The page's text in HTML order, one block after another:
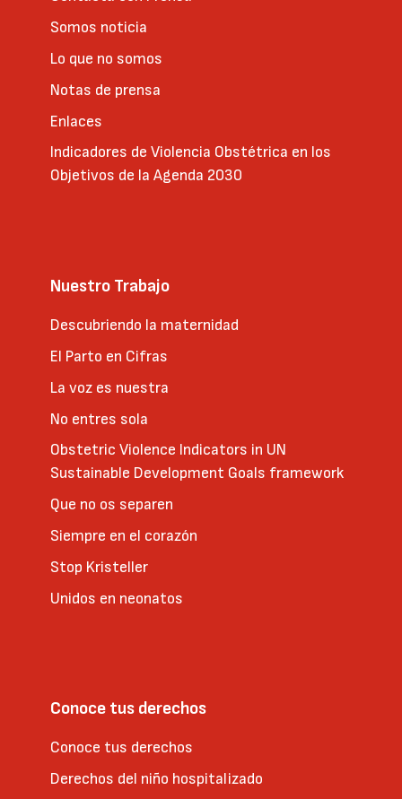
Somos noticia
Lo que no somos
Notas de prensa
Enlaces
Indicadores de Violencia Obstétrica en los
Objetivos de la Agenda 2030
Nuestro Trabajo
Descubriendo la maternidad
El Parto en Cifras
La voz es nuestra
No entres sola
Obstetric Violence Indicators in UN
Sustainable Development Goals framework
Que no os separen
Siempre en el corazón
Stop Kristeller
Unidos en neonatos
Conoce tus derechos
Conoce tus derechos
Derechos del niño hospitalizado